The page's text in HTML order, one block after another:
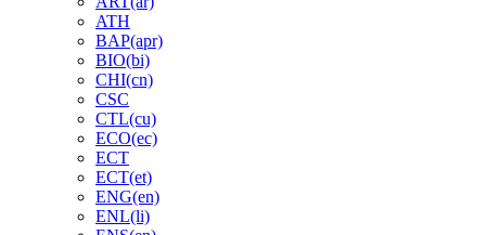
ATH
BAP(apr)
BIO(bi)
CHI(cn)
CSC
CTL(cu)
ECO(ec)
ECT
ECT(et)
ENG(en)
ENL(li)